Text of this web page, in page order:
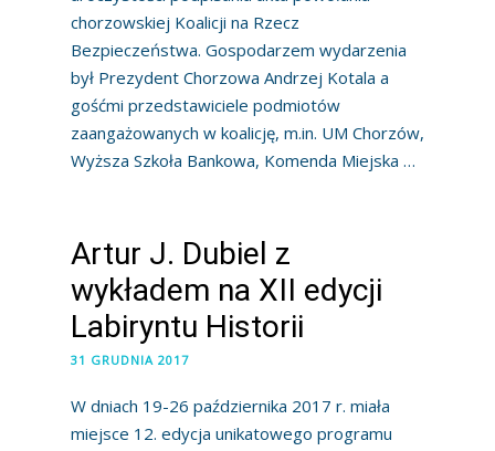
chorzowskiej Koalicji na Rzecz
Bezpieczeństwa. Gospodarzem wydarzenia
był Prezydent Chorzowa Andrzej Kotala a
gośćmi przedstawiciele podmiotów
zaangażowanych w koalicję, m.in. UM Chorzów,
Wyższa Szkoła Bankowa, Komenda Miejska …
Artur J. Dubiel z
wykładem na XII edycji
Labiryntu Historii
31 GRUDNIA 2017
W dniach 19-26 października 2017 r. miała
miejsce 12. edycja unikatowego programu